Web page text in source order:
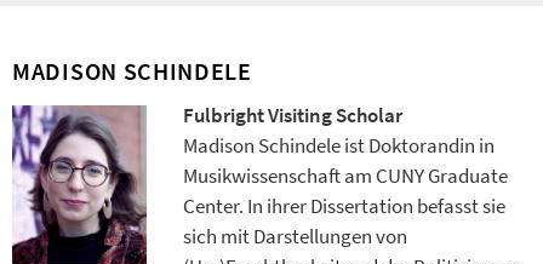
MADISON SCHINDELE
Fulbright Visiting Scholar
Madison Schindele ist Doktorandin in
Musikwissenschaft am CUNY Graduate
Center. In ihrer Dissertation befasst sie
sich mit Darstellungen von